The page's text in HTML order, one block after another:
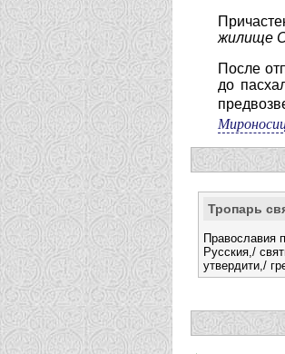
жилище
После
до
Тропарь
Православия
Русския,/
утвердити,/